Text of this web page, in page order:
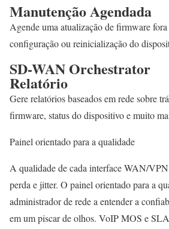
Manutenção Agendada
Agende uma atualização de firmware
configuração ou reinicialização do
SD-WAN Orchestrator
Relatório
Gere relatórios baseados em rede sobre
firmware, status do dispositivo e muito
Painel orientado para a qualidade
A qualidade de cada interface WAN/
perda e jitter. O painel orientado para a
administrador de rede a entender a
em um piscar de olhos. VoIP MOS e